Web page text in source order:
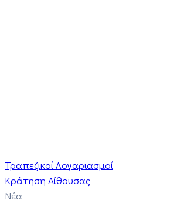
Τραπεζικοί Λογαριασμοί
Κράτηση Αίθουσας
Νέα